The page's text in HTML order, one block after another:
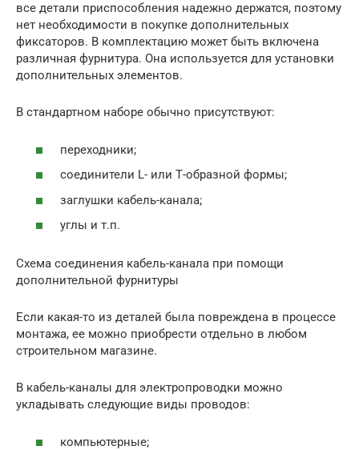
все детали приспособления надежно держатся, поэтому
нет необходимости в покупке дополнительных
фиксаторов. В комплектацию может быть включена
различная фурнитура. Она используется для установки
дополнительных элементов.
В стандартном наборе обычно присутствуют:
переходники;
соединители L- или Т-образной формы;
заглушки кабель-канала;
углы и т.п.
Схема соединения кабель-канала при помощи
дополнительной фурнитуры
Если какая-то из деталей была повреждена в процессе
монтажа, ее можно приобрести отдельно в любом
строительном магазине.
В кабель-каналы для электропроводки можно
укладывать следующие виды проводов:
компьютерные;